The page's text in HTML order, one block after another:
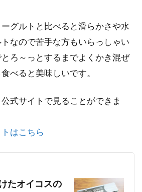
グルトと比べると滑らかさや水
なので苦手な方もいらっしゃい
ろ～っとするまでよくかき混ぜ
べると美味しいです。
式サイトで見ることができま
はこちら
たオイコスの